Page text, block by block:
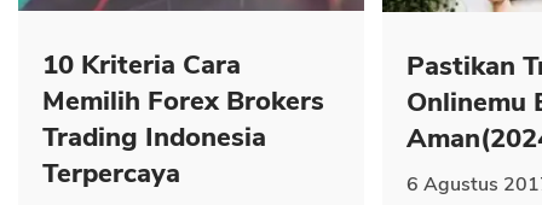
10 Kriteria Cara
Memilih Forex Brokers
Trading Indonesia
Terpercaya
Pastikan
Onlinemu
6 Agustus